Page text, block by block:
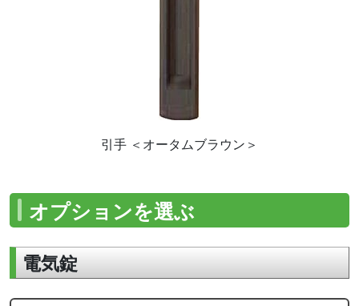
引手 ＜オータムブラウン＞
オプションを選ぶ
電気錠